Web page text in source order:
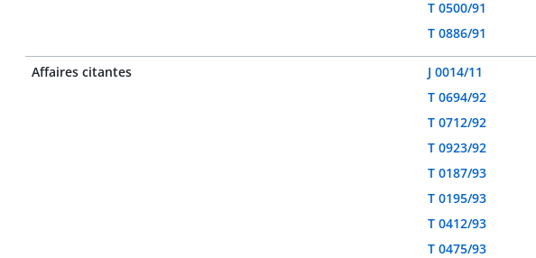
T 0500/91
T 0886/91
Affaires citantes
J 0014/11
T 0694/92
T 0712/92
T 0923/92
T 0187/93
T 0195/93
T 0412/93
T 0475/93